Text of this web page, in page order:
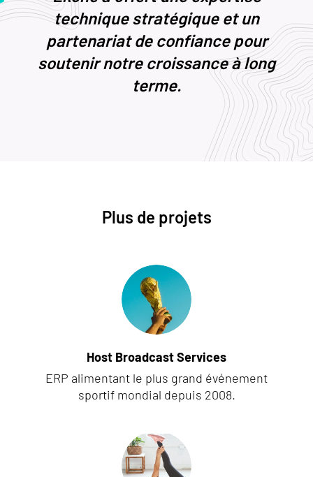
technique stratégique et un
partenariat de confiance pour
soutenir notre croissance à long
terme.
Plus de projets
Host Broadcast Services
ERP alimentant le plus grand événement
sportif mondial depuis 2008.